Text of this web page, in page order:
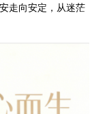
走向安定，从迷茫